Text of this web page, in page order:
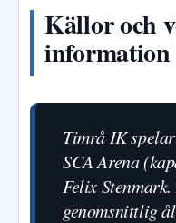
Källor och
information
Timrå IK
SCA Arena
Felix
genomsnittlig